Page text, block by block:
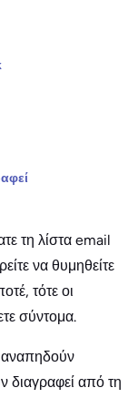
τη λίστα email
να θυμηθείτε
τότε οι
σύντομα.
αναπηδούν
διαγραφεί από τη